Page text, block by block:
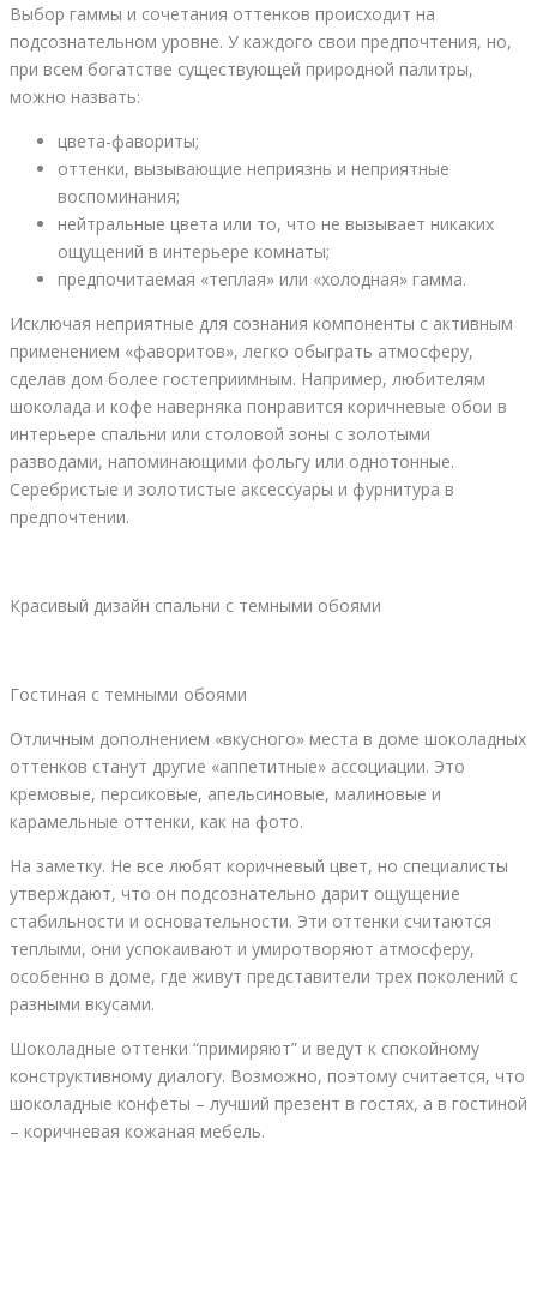
Выбор гаммы и сочетания оттенков происходит на
подсознательном уровне. У каждого свои предпочтения, но,
при всем богатстве существующей природной палитры,
можно назвать:
цвета-фавориты;
оттенки, вызывающие неприязнь и неприятные
воспоминания;
нейтральные цвета или то, что не вызывает никаких
ощущений в интерьере комнаты;
предпочитаемая «теплая» или «холодная» гамма.
Исключая неприятные для сознания компоненты с активным
применением «фаворитов», легко обыграть атмосферу,
сделав дом более гостеприимным. Например, любителям
шоколада и кофе наверняка понравится коричневые обои в
интерьере спальни или столовой зоны с золотыми
разводами, напоминающими фольгу или однотонные.
Серебристые и золотистые аксессуары и фурнитура в
предпочтении.
Красивый дизайн спальни с темными обоями
Гостиная с темными обоями
Отличным дополнением «вкусного» места в доме шоколадных
оттенков станут другие «аппетитные» ассоциации. Это
кремовые, персиковые, апельсиновые, малиновые и
карамельные оттенки, как на фото.
На заметку. Не все любят коричневый цвет, но специалисты
утверждают, что он подсознательно дарит ощущение
стабильности и основательности. Эти оттенки считаются
теплыми, они успокаивают и умиротворяют атмосферу,
особенно в доме, где живут представители трех поколений с
разными вкусами.
Шоколадные оттенки “примиряют” и ведут к спокойному
конструктивному диалогу. Возможно, поэтому считается, что
шоколадные конфеты – лучший презент в гостях, а в гостиной
– коричневая кожаная мебель.